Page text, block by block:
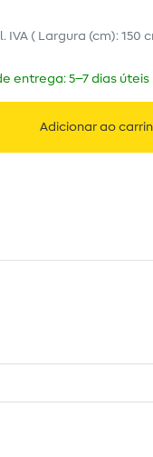
IVA ( Largura (cm): 150
entrega: 5–7 dias úteis
Adicionar ao